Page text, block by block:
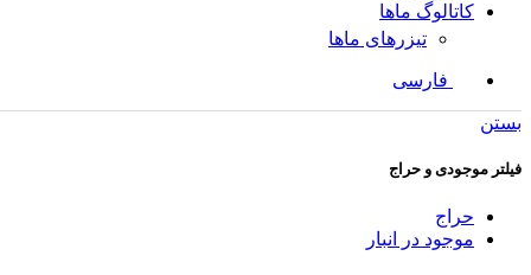
کاتالوگ ماها
تیزرهای ماها
فارسی
بستن
فیلتر موجودی و حراج
حراج
موجود در انبار